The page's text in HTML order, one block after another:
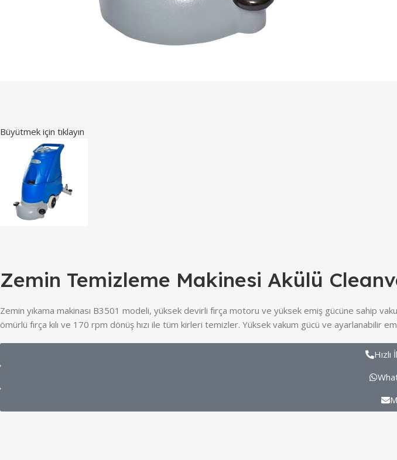
Büyütmek için tıklayın
Zemin Temizleme Makinesi Akülü
Zemin yıkama makinası B3501 modeli, yüksek devirli fırça motoru ve yüksek emiş gücüne sahip
ömürlü fırça kılı ve 170 rpm dönüş hızı ile tüm kirleri temizler. Yüksek vakum gücü ve ayarlanabilir
Hızlı